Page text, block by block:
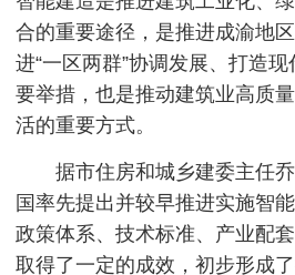
合的重要途径，是推进成渝地
进“一区两群”协调发展、打造
要举措，也是推动建筑业高质
活的重要方式。
据市住房和城乡建委主任
国率先提出并较早推进实施智
政策体系、技术标准、产业配
取得了一定的成效，初步形成